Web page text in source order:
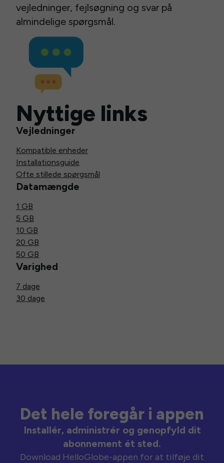
vejledninger, fejlsøgning og svar på
almindelige spørgsmål.
Nyttige links
Vejledninger
Kompatible enheder
Installationsguide
Ofte stillede spørgsmål
Datamængde
1 GB
5 GB
10 GB
20 GB
50 GB
Varighed
7 dage
30 dage
Det hele foregår i appen
Installér, administrér og genopfyld dit
abonnement ét sted.
Download HelloGlobe-appen for at tilføje dit